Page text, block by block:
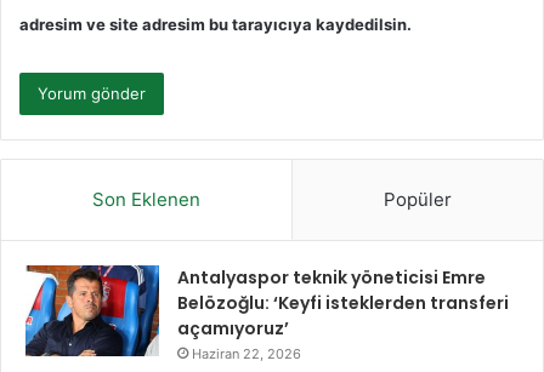
adresim ve site adresim bu tarayıcıya kaydedilsin.
Son Eklenen Popüler
Antalyaspor teknik yöneticisi Emre
Belözoğlu: ‘Keyfi isteklerden transferi
açamıyoruz’
Haziran 22, 2026